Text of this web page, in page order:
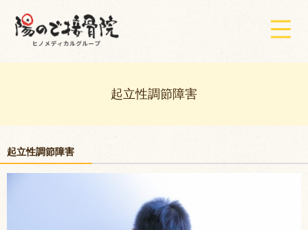
起立性調節障害
起立性調節障害